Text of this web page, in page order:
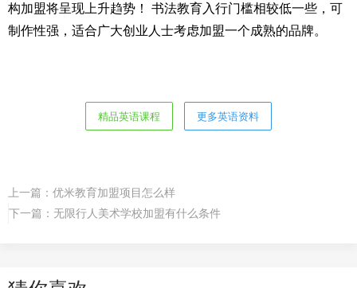
构加盟将呈现上升趋势！ 书法教育入行门槛相较低一些，可
制作性强，适合广大创业人士考虑加盟一个成熟的品牌。
精品英语课程 更多英语资料
上一篇： 优米教育加盟项目怎么样
下一篇： 无限行人美术学校加盟有什么条件